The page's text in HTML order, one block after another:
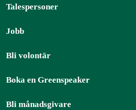
Talespersoner
Jobb
Bli volontär
Boka en Greenspeaker
Bli månadsgivare